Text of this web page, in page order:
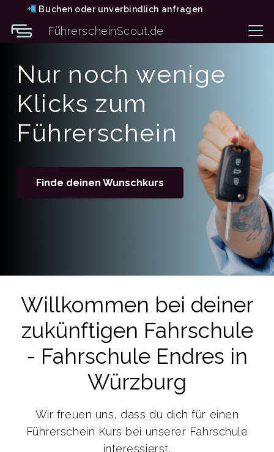
Buchen oder unverbindlich anfragen
FührerscheinScout.de
Nur noch wenige
Klicks zum
Führerschein
Finde deinen Wunschkurs
Willkommen bei deiner
zukünftigen Fahrschule
- Fahrschule Endres in
Würzburg
Wir freuen uns, dass du dich für einen
Führerschein Kurs bei unserer Fahrschule
interessierst.